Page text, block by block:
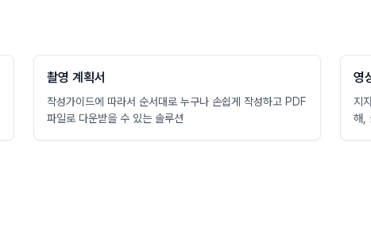
촬영 계획서
작성가이드에 따라서 순서대로 누구나 손쉽게 작성하고 PDF
파일로 다운받을 수 있는 솔루션
영
지
해,